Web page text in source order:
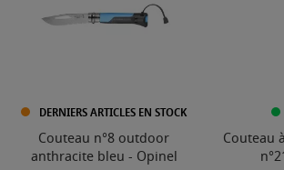
DERNIERS ARTICLES EN STOCK
Couteau n°8 outdoor
anthracite bleu - Opinel
Couteau